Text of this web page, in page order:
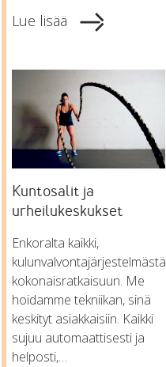
Lue lisää
Kuntosalit ja
urheilukeskukset
Enkoralta kaikki,
kulunvalvontajärjestelmästä
kokonaisratkaisuun. Me
hoidamme tekniikan, sinä
keskityt asiakkaisiin. Kaikki
sujuu automaattisesti ja
helposti,…